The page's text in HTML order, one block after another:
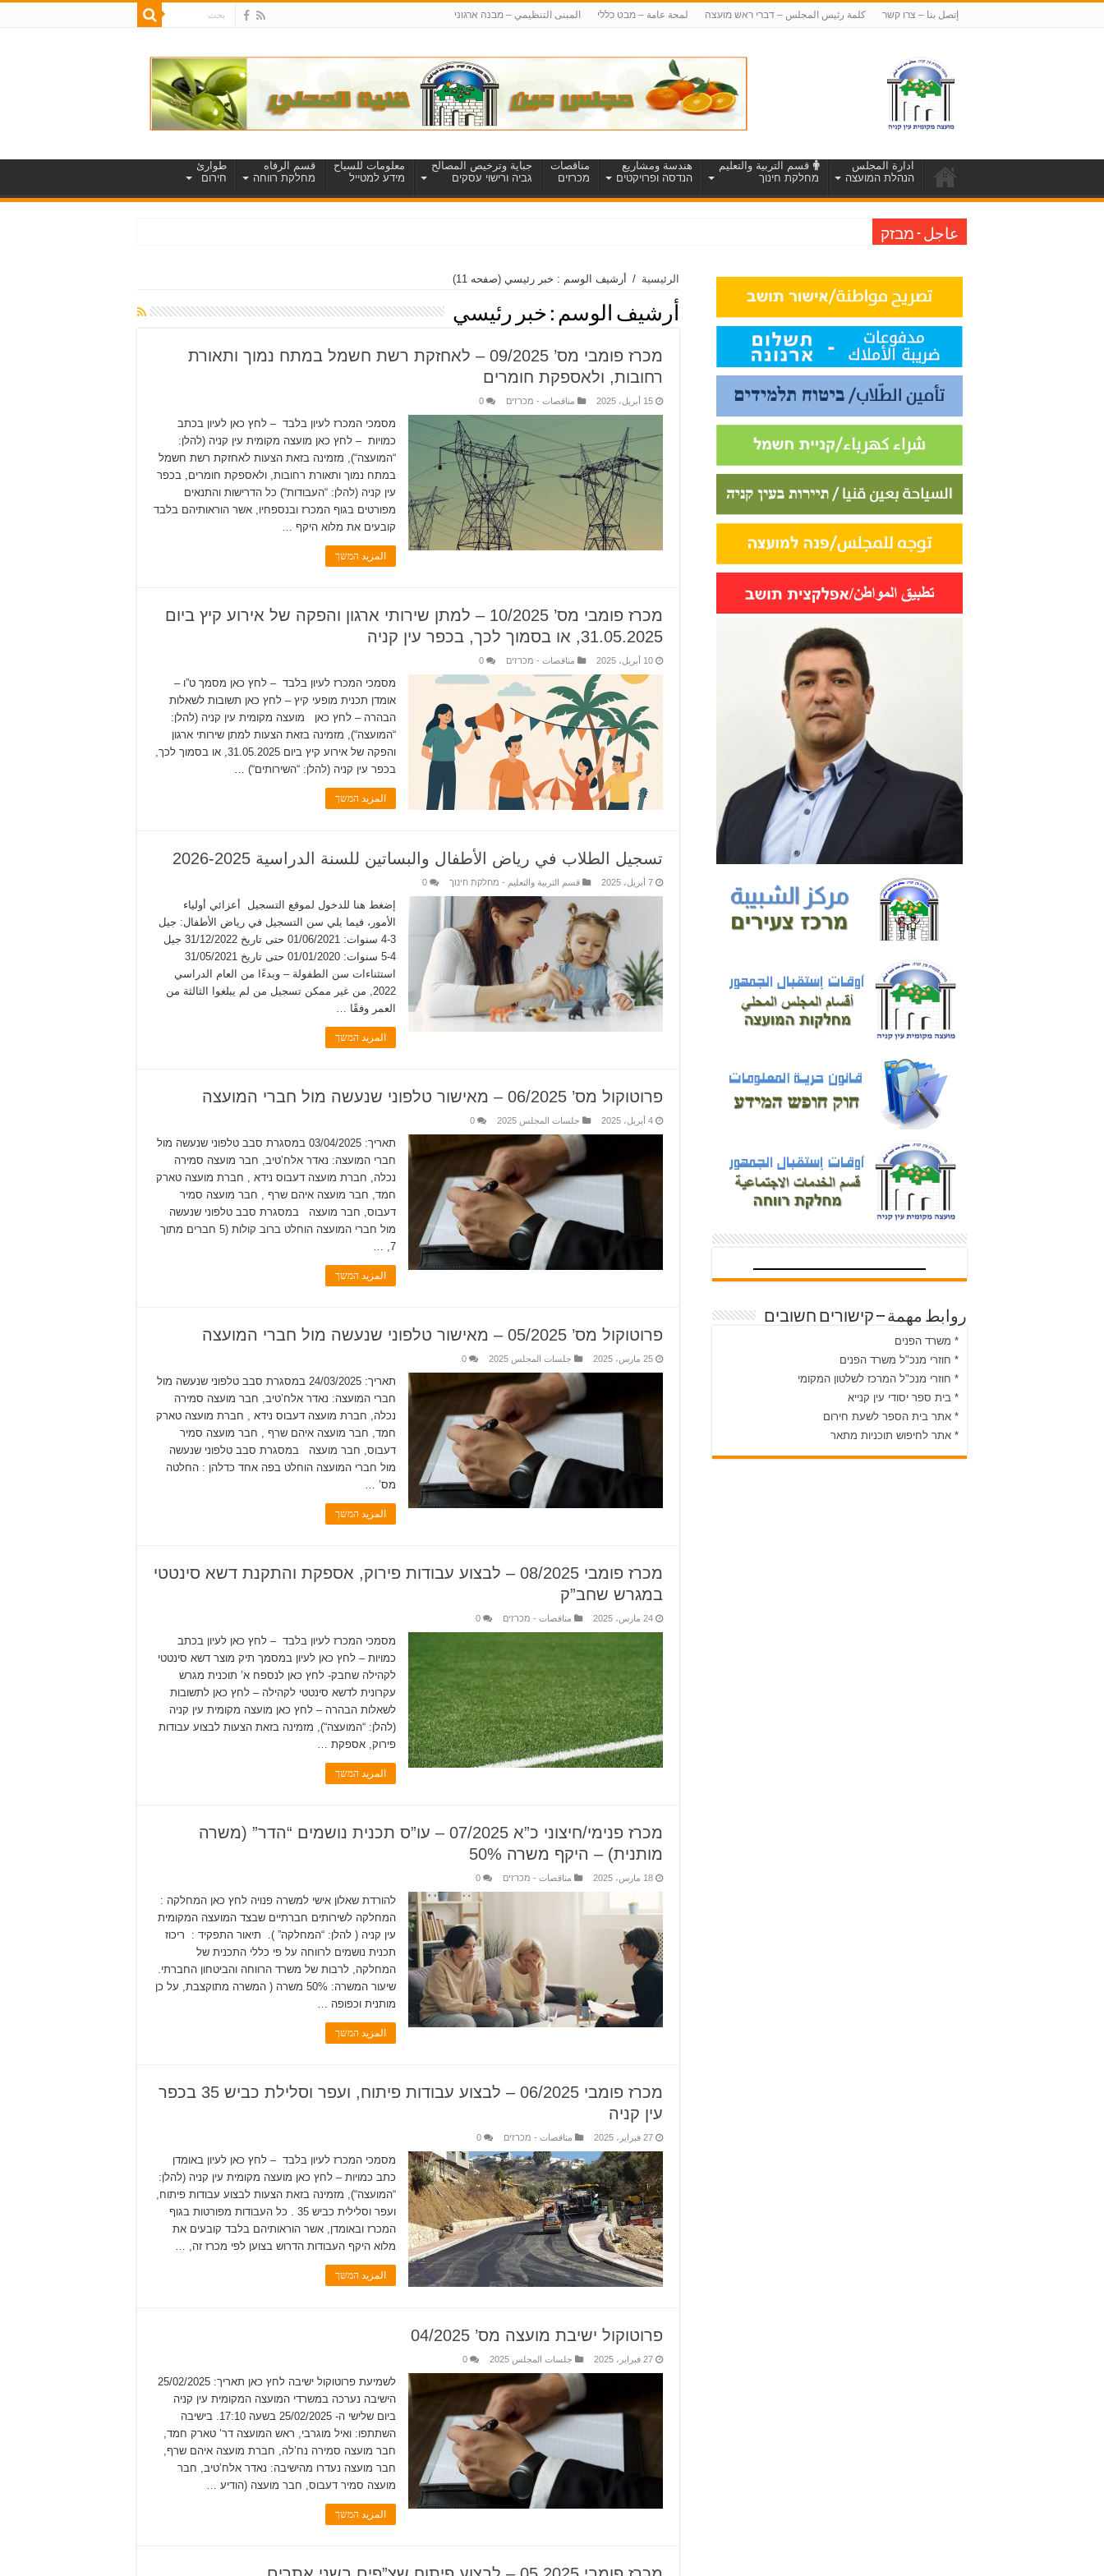
إتصل بنا – צרו קשר كلمة رئيس المجلس – דברי ראש מועצה لمحة عامة – מבט כללי المبنى التنظيمي – מבנה ארגוני
ادارة المجلس
הנהלת המועצה
قسم التربية والتعليم
מחלקת חינוך
هندسة ومشاريع
הנדסה ופרויקטים
مناقصات
מכרזים
جباية وترخيص المصالح
גביה ורישוי עסקים
معلومات للسياح
מידע למטייל
قسم الرفاه
מחלקת רווחה
طوارئ
חירום
عاجل - מבזק
الرئيسية / أرشيف الوسم : خبر رئيسي (صفحه 11)
أرشيف الوسم : خبر رئيسي
מכרז פומבי מס’ 09/2025 – לאחזקת רשת חשמל במתח נמוך ותאורת
רחובות, ולאספקת חומרים
15 أبريل، 2025 مناقصات - מכרזים 0
מסמכי המכרז לעיון בלבד – לחץ כאן לעיון בכתב
כמויות – לחץ כאן מועצה מקומית עין קניה (להלן:
“המועצה“), מזמינה בזאת הצעות לאחזקת רשת חשמל
במתח נמוך ותאורת רחובות, ולאספקת חומרים, בכפר
עין קניה (להלן: “העבודות“) כל הדרישות והתנאים
מפורטים בגוף המכרז ובנספחיו, אשר הוראותיהם בלבד
קובעים את מלוא היקף …
المزيد המשך
מכרז פומבי מס’ 10/2025 – למתן שירותי ארגון והפקה של אירוע קיץ ביום
31.05.2025, או בסמוך לכך, בכפר עין קניה
10 أبريل، 2025 مناقصات - מכרזים 0
מסמכי המכרז לעיון בלבד – לחץ כאן מסמך ט”ו –
אומדן תכנית מופעי קיץ – לחץ כאן תשובות לשאלות
הבהרה – לחץ כאן מועצה מקומית עין קניה (להלן:
“המועצה“), מזמינה בזאת הצעות למתן שירותי ארגון
והפקה של אירוע קיץ ביום 31.05.2025, או בסמוך לכך,
בכפר עין קניה (להלן: “השירותים“) …
المزيد המשך
تسجيل الطلاب في رياض الأطفال والبساتين للسنة الدراسية 2025-2026
7 أبريل، 2025 قسم التربية والتعليم - מחלקת חינוך 0
إضغط هنا للدخول لموقع التسجيل أعزائي أولياء
الأمور، فيما يلي سن التسجيل في رياض الأطفال: جيل
3-4 سنوات: 01/06/2021 حتى تاريخ 31/12/2022 جيل
استثناءات سن الطفولة – وبدءًا من العام الدراسي
2022, من غير ممكن تسجيل من لم يبلغوا الثالثة من
العمر وفقًا …
المزيد המשך
פרוטוקול מס’ 06/2025 – מאישור טלפוני שנעשה מול חברי המועצה
4 أبريل، 2025 جلسات المجلس 2025 0
תאריך: 03/04/2025 במסגרת סבב טלפוני שנעשה מול
חברי המועצה: נאדר אלח’טיב, חבר מועצה סמירה
נכלה, חברת מועצה דעבוס נידא , חברת מועצה טארק
חמד, חבר מועצה איהם שרף , חבר מועצה סמיר
דעבוס, חבר מועצה במסגרת סבב טלפוני שנעשה
מול חברי המועצה הוחלט ברוב קולות (5 חברים מתוך
7, …
المزيد המשך
פרוטוקול מס’ 05/2025 – מאישור טלפוני שנעשה מול חברי המועצה
25 مارس، 2025 جلسات المجلس 2025 0
תאריך: 24/03/2025 במסגרת סבב טלפוני שנעשה מול
חברי המועצה: נאדר אלח’טיב, חבר מועצה סמירה
נכלה, חברת מועצה דעבוס נידא , חברת מועצה טארק
חמד, חבר מועצה איהם שרף , חבר מועצה סמיר
דעבוס, חבר מועצה במסגרת סבב טלפוני שנעשה
מול חברי המועצה הוחלט בפה אחד כדלהן : החלטה
מס’ …
المزيد המשך
מכרז פומבי 08/2025 – לבצוע עבודות פירוק, אספקת והתקנת דשא סינטטי
במגרש שחב”ק
24 مارس، 2025 مناقصات - מכרזים 0
מסמכי המכרז לעיון בלבד – לחץ כאן לעיון בכתב
כמויות – לחץ כאן לעיון במסמך תיק מוצר דשא סינטטי
לקהילה שחבק- לחץ כאן לנספח א’ תוכנית מגרש
עקרונית לדשא סינטטי לקהילה – לחץ כאן לתשובות
לשאלות הבהרה – לחץ כאן מועצה מקומית עין קניה
(להלן: “המועצה“), מזמינה בזאת הצעות לבצוע עבודות
פירוק, אספקת …
المزيد המשך
מכרז פנימי/חיצוני כ”א 07/2025 – עו”ס תכנית נושמים “הדר” (משרה
מותנית) – היקף משרה 50%
18 مارس، 2025 مناقصات - מכרזים 0
להורדת שאלון אישי למשרה פנויה לחץ כאן המחלקה :
המחלקה לשירותים חברתיים שבצד המועצה המקומית
עין קניה ( להלן: “המחלקה” ). תיאור התפקיד : ריכוז
תכנית נושמים לרווחה על פי כללי התכנית של
המחלקה, לרבות של משרד הרווחה והביטחון החברתי.
שיעור המשרה: 50% משרה ( המשרה מתוקצבת, על כן
מותנית וכפופה …
المزيد המשך
מכרז פומבי 06/2025 – לבצוע עבודות פיתוח, ועפר וסלילת כביש 35 בכפר
עין קניה
27 فبراير، 2025 مناقصات - מכרזים 0
מסמכי המכרז לעיון בלבד – לחץ כאן לעיון באומדן
כתב כמויות – לחץ כאן מועצה מקומית עין קניה (להלן:
“המועצה“), מזמינה בזאת הצעות לבצוע עבודות פיתוח,
ועפר וסלילית כביש 35 . כל העבודות מפורטות בגוף
המכרז ובאומדן, אשר הוראותיהם בלבד קובעים את
מלוא היקף העבודות הדרוש בצוען לפי מכרז זה, …
المزيد המשך
פרוטוקול ישיבת מועצה מס’ 04/2025
27 فبراير، 2025 جلسات المجلس 2025 0
לשמיעת פרוטוקול ישיבה לחץ כאן תאריך: 25/02/2025
הישיבה נערכה במשרדי המועצה המקומית עין קניה
ביום שלישי ה- 25/02/2025 בשעה 17:10. בישיבה
השתתפו: ואיל מוגרבי, ראש המועצה דר’ טארק חמד,
חבר מועצה סמירה נח’לה, חברת מועצה איהם שרף,
חבר מועצה נעדרו מהישיבה: נאדר אלח’טיב, חבר
מועצה סמיר דעבוס, חבר מועצה (הודיע …
المزيد המשך
روابط مهمة – קישורים חשובים
* משרד הפנים
* חוזרי מנכ"ל משרד הפנים
* חוזרי מנכ"ל המרכז לשלטון המקומי
* בית ספר יסודי עין קנייא
* אתר בית הספר לשעת חירום
* אתר לחיפוש תוכניות מתאר